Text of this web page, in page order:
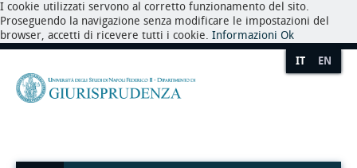
I cookie utilizzati servono al corretto funzionamento del sito.
Proseguendo la navigazione senza modificare le impostazioni del
browser, accetti di ricevere tutti i cookie. Informazioni Ok
IT EN